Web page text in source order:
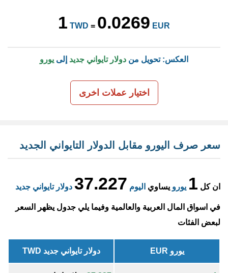
1 TWD = 0.0269 EUR
العكس: تحويل من دولار تايواني جديد إلى يورو
اختيار عملات اخرى
سعر صرف اليورو مقابل الدولار التايواني الجديد
ان كل 1 يورو يساوي اليوم 37.227 دولار تايواني جديد
في اسواق المال العربية والعالمية وفيما يلي جدول يظهر السعر
لبعض الفئات
يورو EUR دولار تايواني جديد TWD